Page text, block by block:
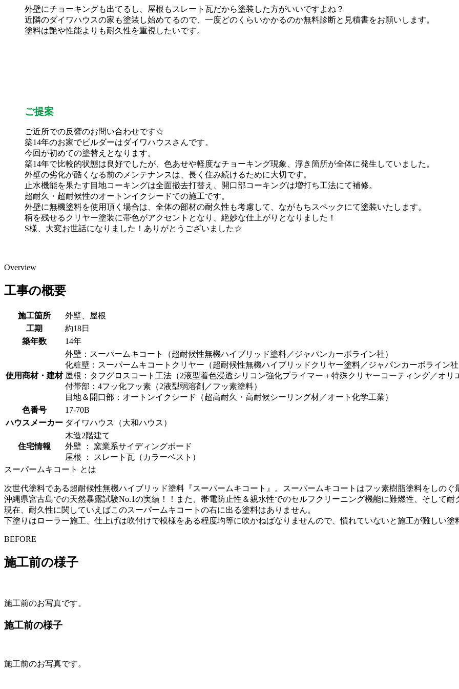
外壁にチョーキングも出てるし、屋根もスレート瓦だから塗装した方がいいですよね？
近隣のダイワハウスの家も塗装し始めてるので、一度どのくらいかかるのか無料診断と見積書をお願いします。
塗料は艶や性能よりも耐久性を重視したいです。
ご提案
ご近所での反響のお問い合わせです☆
築14年のお家でビルダーはダイワハウスさんです。
今回が初めての塗替えとなります。
築14年で比較的状態は良好でしたが、色あせや軽度なチョーキング現象、浮き箇所が全体に発生していました。
外壁の劣化が酷くなる前のメンテナンスは、長く住み続けるために大切です。
止水機能を果たす目地コーキングは全面撤去打替え、開口部コーキングは増打ち工法にて補修。
超耐久・超耐候性のオートンイクシードでの施工です。
外壁に無機塗料を使用頂く場合は、全体の部材の耐久性も考慮して、ながもちスペックにて塗装いたします。
柄を残せるクリヤー塗装に帯色がアクセントとなり、絶妙な仕上がりとなりました！
S様、大変お世話になりました！ありがとうございました☆
Overview
工事の概要
施工箇所
外壁、屋根
工期
約18日
築年数
14年
使用商材・建材
外壁：スーパームキコート（超耐候性無機ハイブリッド塗料／ジャパンカーボライン社）
化粧壁：スーパームキコートクリヤー（超耐候性無機ハイブリッドクリヤー塗料／ジャパンカーボライン社
屋根：タフグロスコート工法（2液型着色浸透シリコン強化プライマー＋特殊クリヤーコーティング／オリ
付帯部：4フッ化フッ素（2液型弱溶剤／フッ素塗料）
目地＆開口部：オートンイクシード（超高耐久・高耐候シーリング材／オート化学工業）
色番号
17-70B
ハウスメーカー ダイワハウス（大和ハウス）
住宅情報
木造2階建て
外壁 ： 窯業系サイディングボード
屋根 ： スレート瓦（カラーベスト）
スーパームキコート とは
次世代塗料である超耐候性無機ハイブリッド塗料『スーパームキコート』。スーパームキコートはフッ素樹脂塗料をしのぐ
沖縄県宮古島での天然暴露試験No.1の実績！！また、帯電防止性＆親水性でのセルフクリーニング機能に難燃性、そして耐
現在、耐久性に関していえばこのスーパームキコートの右に出る塗料はありません。
下塗りはローラー施工、仕上げは吹付けで模様をある程度均等に吹かねばなりませんので、慣れていないと施工が難しい塗
BEFORE
施工前の様子
施工前のお写真です。
施工前の様子
施工前のお写真です。